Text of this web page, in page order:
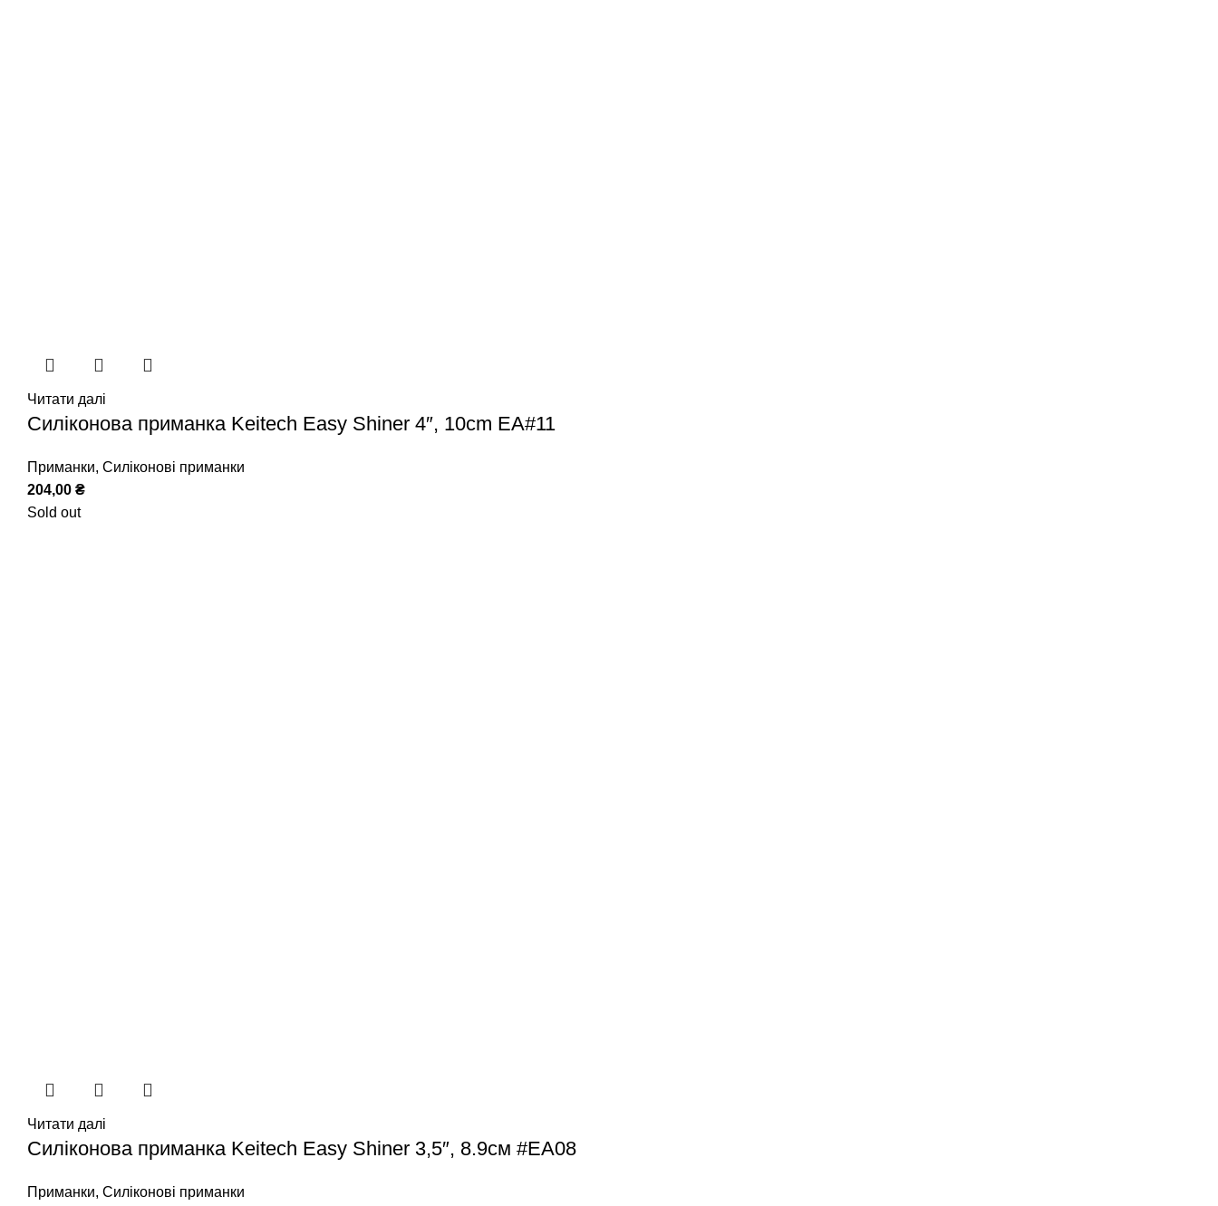
Читати далі
Силіконова приманка Keitech Easy Shiner 4″, 10cm EA#11
Приманки, Силіконові приманки
204,00 ₴
Sold out
Читати далі
Силіконова приманка Keitech Easy Shiner 3,5″, 8.9см #EA08
Приманки, Силіконові приманки